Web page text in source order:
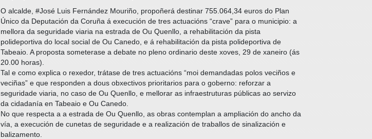
O alcalde, #José Luis Fernández Mouriño, propoñerá destinar 755.064,34 euros do Plan
Único da Deputación da Coruña á execución de tres actuacións “crave” para o municipio: a
mellora da seguridade viaria na estrada de Ou Quenllo, a rehabilitación da pista
polideportiva do local social de Ou Canedo, e á rehabilitación da pista polideportiva de
Tabeaio. A proposta someterase a debate no pleno ordinario deste xoves, 29 de xaneiro (ás
20.00 horas).
Tal e como explica o rexedor, trátase de tres actuacións “moi demandadas polos veciños e
veciñas” e que responden a dous obxectivos prioritarios para o goberno: reforzar a
seguridade viaria, no caso de Ou Quenllo, e mellorar as infraestruturas públicas ao servizo
da cidadanía en Tabeaio e Ou Canedo.
No que respecta a a estrada de Ou Quenllo, as obras contemplan a ampliación do ancho da
vía, a execución de cunetas de seguridade e a realización de traballos de sinalización e
balizamento.